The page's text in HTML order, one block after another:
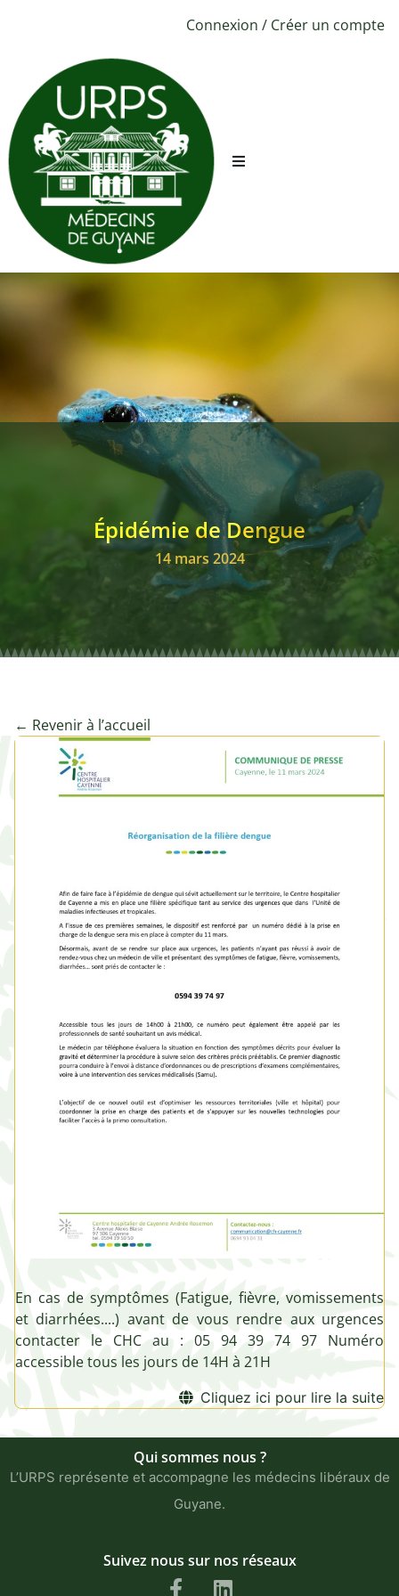
Connexion / Créer un compte
Évènements
Annonces
Club des Stratèges
Signalements
Épidémie de Dengue
14 mars 2024
← Revenir à l’accueil
En cas de symptômes (Fatigue, fièvre, vomissements
et diarrhées....) avant de vous rendre aux urgences
contacter le CHC au : 05 94 39 74 97 Numéro
accessible tous les jours de 14H à 21H
Cliquez ici pour lire la suite
Qui sommes nous ?
L’URPS représente et accompagne les médecins libéraux de
Guyane.
Suivez nous sur nos réseaux